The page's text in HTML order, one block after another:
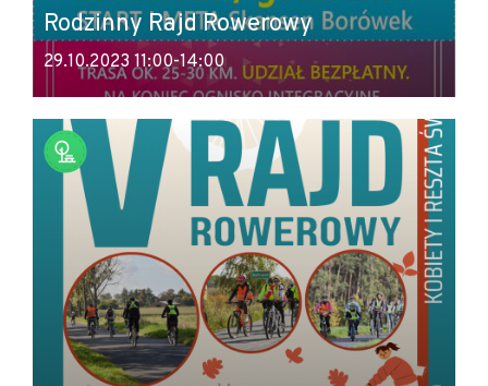
Rodzinny Rajd Rowerowy
29.10.2023 11:00-14:00